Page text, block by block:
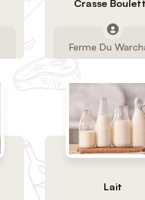
Crasse
Ferme Du
Lait